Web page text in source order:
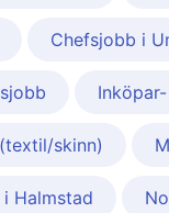
Chefsjobb i
skinn)
Halmstad